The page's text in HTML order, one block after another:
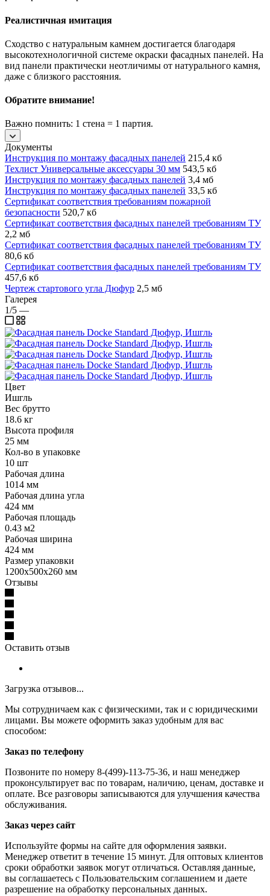
Реалистичная имитация
Сходство с натуральным камнем достигается благодаря
высокотехнологичной системе окраски фасадных панелей. На
вид панели практически неотличимы от натурального камня,
даже с близкого расстояния.
Обратите внимание!
Важно помнить: 1 стена = 1 партия.
Документы
Инструкция по монтажу фасадных панелей 215,4 кб
Техлист Универсальные аксессуары 30 мм 543,5 кб
Инструкция по монтажу фасадных панелей 3,4 мб
Инструкция по монтажу фасадных панелей 33,5 кб
Сертификат соответствия требованиям пожарной
безопасности 520,7 кб
Сертификат соответствия фасадных панелей требованиям ТУ
2,2 мб
Сертификат соответствия фасадных панелей требованиям ТУ
80,6 кб
Сертификат соответствия фасадных панелей требованиям ТУ
457,6 кб
Чертеж стартового угла Дюфур 2,5 мб
Галерея
1/5 —
Цвет
Ишгль
Вес брутто
18.6 кг
Высота профиля
25 мм
Кол-во в упаковке
10 шт
Рабочая длина
1014 мм
Рабочая длина угла
424 мм
Рабочая площадь
0.43 м2
Рабочая ширина
424 мм
Размер упаковки
1200x500x260 мм
Отзывы
Оставить отзыв
Загрузка отзывов...
Мы сотрудничаем как с физическими, так и с юридическими
лицами. Вы можете оформить заказ удобным для вас
способом:
Заказ по телефону
Позвоните по номеру 8-(499)-113-75-36, и наш менеджер
проконсультирует вас по товарам, наличию, ценам, доставке и
оплате. Все разговоры записываются для улучшения качества
обслуживания.
Заказ через сайт
Используйте формы на сайте для оформления заявки.
Менеджер ответит в течение 15 минут. Для оптовых клиентов
сроки обработки заявок могут отличаться. Оставляя данные,
вы соглашаетесь с Пользовательским соглашением и даете
разрешение на обработку персональных данных.